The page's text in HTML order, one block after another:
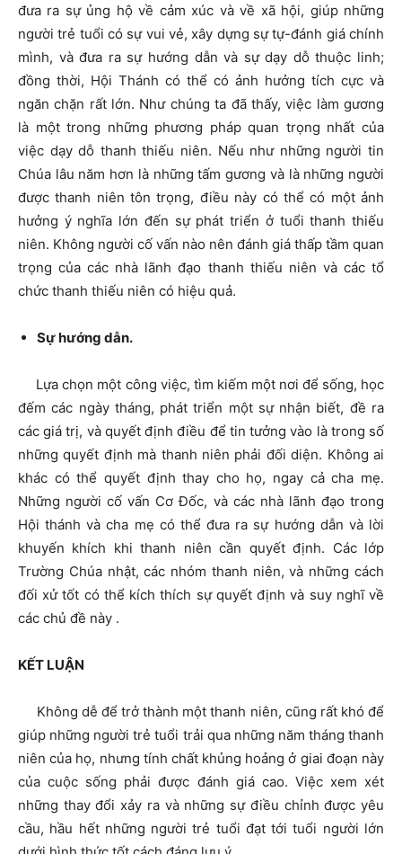
đưa ra sự ủng hộ về cảm xúc và về xã hội, giúp những
người trẻ tuổi có sự vui vẻ, xây dựng sự tự-đánh giá chính
mình, và đưa ra sự hướng dẫn và sự dạy dỗ thuộc linh;
đồng thời, Hội Thánh có thể có ảnh hưởng tích cực và
ngăn chặn rất lớn. Như chúng ta đã thấy, việc làm gương
là một trong những phương pháp quan trọng nhất của
việc dạy dỗ thanh thiếu niên. Nếu như những người tin
Chúa lâu năm hơn là những tấm gương và là những người
được thanh niên tôn trọng, điều này có thể có một ảnh
hưởng ý nghĩa lớn đến sự phát triển ở tuổi thanh thiếu
niên. Không người cố vấn nào nên đánh giá thấp tầm quan
trọng của các nhà lãnh đạo thanh thiếu niên và các tổ
chức thanh thiếu niên có hiệu quả.
Sự hướng dẫn.
Lựa chọn một công việc, tìm kiếm một nơi để sống, học
đếm các ngày tháng, phát triển một sự nhận biết, đề ra
các giá trị, và quyết định điều để tin tưởng vào là trong số
những quyết định mà thanh niên phải đối diện. Không ai
khác có thể quyết định thay cho họ, ngay cả cha mẹ.
Những người cố vấn Cơ Đốc, và các nhà lãnh đạo trong
Hội thánh và cha mẹ có thể đưa ra sự hướng dẫn và lời
khuyến khích khi thanh niên cần quyết định. Các lớp
Trường Chúa nhật, các nhóm thanh niên, và những cách
đối xử tốt có thể kích thích sự quyết định và suy nghĩ về
các chủ đề này .
KẾT LUẬN
Không dễ để trở thành một thanh niên, cũng rất khó để
giúp những người trẻ tuổi trải qua những năm tháng thanh
niên của họ, nhưng tính chất khủng hoảng ở giai đoạn này
của cuộc sống phải được đánh giá cao. Việc xem xét
những thay đổi xảy ra và những sự điều chỉnh được yêu
cầu, hầu hết những người trẻ tuổi đạt tới tuổi người lớn